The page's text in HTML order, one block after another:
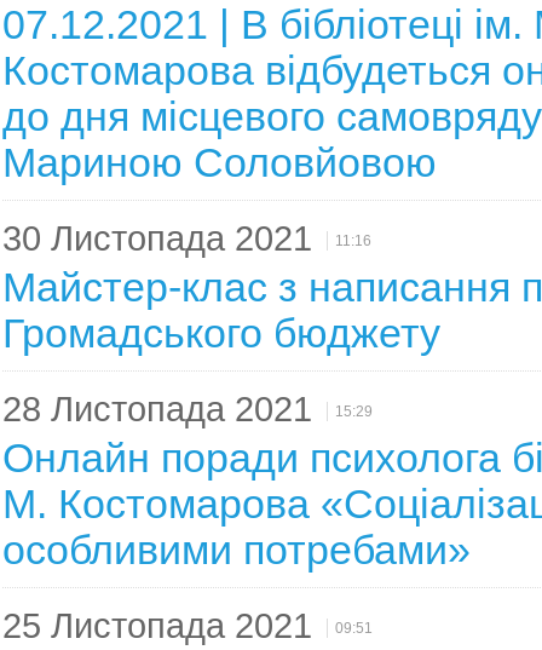
07.12.2021 | В бібліотеці
Костомарова відбудеться
до дня місцевого
Мариною Соловйовою
30 Листопада 2021 11:16
Майстер-клас з написання
Громадського бюджету
28 Листопада 2021 15:29
Онлайн поради психолога
М. Костомарова
особливими потребами»
25 Листопада 2021 09:51